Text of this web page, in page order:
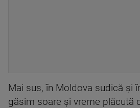
Mai sus, în Moldova sudică şi
găsim soare şi vreme plăcută